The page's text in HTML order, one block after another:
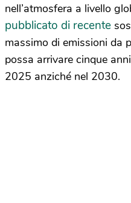
nell’atmosfera a livello
pubblicato di recente
massimo di emissioni da
possa arrivare cinque
2025 anziché nel 2030.